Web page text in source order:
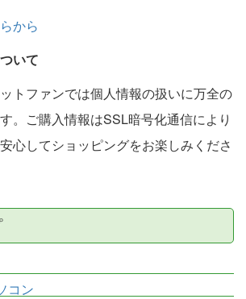
から
いて
トファンでは個人情報の扱いに万全の
。ご購入情報はSSL暗号化通信により
心してショッピングをお楽しみくださ
コン